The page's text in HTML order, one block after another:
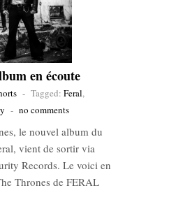
en écoute
- Tagged: Feral,
- no comments
le nouvel album du
vient de sortir via
Records. Le voici en
Thrones de FERAL